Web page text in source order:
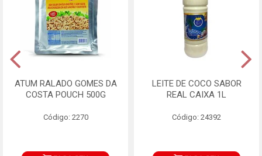
ATUM RALADO GOMES DA
COSTA POUCH 500G
Código: 2270
LEITE DE COCO SABOR
REAL CAIXA 1L
Código: 24392